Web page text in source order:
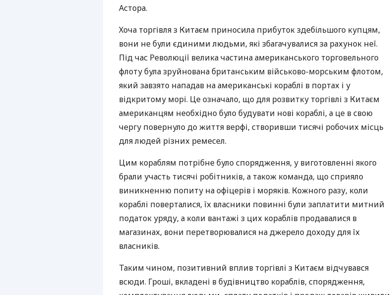
Астора.
Хоча торгівля з Китаєм приносила прибуток здебільшого купцям,
вони не були єдиними людьми, які збагачувалися за рахунок неї.
Під час Революції велика частина американського торговельного
флоту була зруйнована британським військово-морським флотом,
який завзято нападав на американські кораблі в портах і у
відкритому морі. Це означало, що для розвитку торгівлі з Китаєм
американцям необхідно було будувати нові кораблі, а це в свою
чергу повернуло до життя верфі, створивши тисячі робочих місць
для людей різних ремесел.
Цим кораблям потрібне було спорядження, у виготовленні якого
брали участь тисячі робітників, а також команда, що сприяло
виникненню попиту на офіцерів і моряків. Кожного разу, коли
кораблі поверталися, їх власники повинні були заплатити митний
податок уряду, а коли вантажі з цих кораблів продавалися в
магазинах, вони перетворювалися на джерело доходу для їх
власників.
Таким чином, позитивний вплив торгівлі з Китаєм відчувався
всюди. Гроші, вкладені в будівництво кораблів, спорядження,